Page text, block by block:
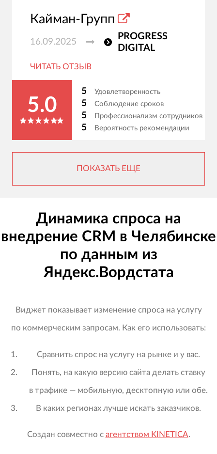
Кайман-Групп
16.09.2025
PROGRESS
DIGITAL
ЧИТАТЬ ОТЗЫВ
5.0
5 Удовлетворенность
5 Соблюдение сроков
5 Профессионализм сотрудников
5 Вероятность рекомендации
ПОКАЗАТЬ ЕЩЕ
Динамика спроса на
внедрение CRM в Челябинске
по данным из
Яндекс.Вордстата
Виджет показывает изменение спроса на услугу
по коммерческим запросам. Как его использовать:
Сравнить спрос на услугу на рынке и у вас.
Понять, на какую версию сайта делать ставку
в трафике — мобильную, десктопную или обе.
В каких регионах лучше искать заказчиков.
Создан совместно с агентством KINETICA.